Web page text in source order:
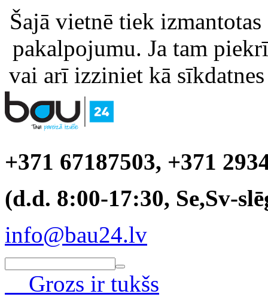
Šajā vietnē tiek
pakalpojumu. Ja tam
vai arī izziniet kā
+371 67187503, +371
(d.d. 8:00-17:30, Se,Sv-
info@bau24.lv
Grozs ir tukšs